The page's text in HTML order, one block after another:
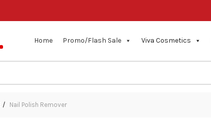
Home Promo/Flash Sale Viva Cosmetics
Nail Polish Remover